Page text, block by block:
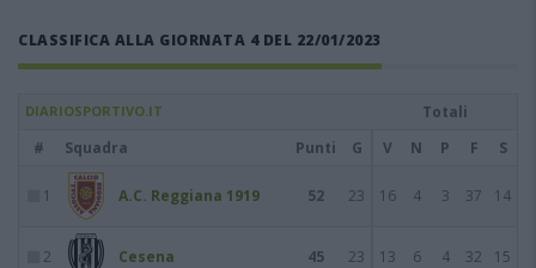
CLASSIFICA ALLA GIORNATA 4 DEL 22/01/2023
DIARIOSPORTIVO.IT
Totali
#
Squadra Punti G V N P F S
1 A.C. Reggiana 1919 52 23 16 4 3 37 14
2 Cesena 45 23 13 6 4 32 15